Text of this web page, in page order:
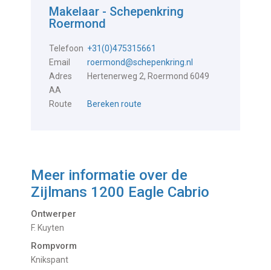
Makelaar - Schepenkring
Roermond
Telefoon +31(0)475315661
Email
roermond@schepenkring.nl
Adres
Hertenerweg 2, Roermond 6049
AA
Route
Bereken route
Meer informatie over de
Zijlmans 1200 Eagle Cabrio
Ontwerper
F. Kuyten
Rompvorm
Knikspant